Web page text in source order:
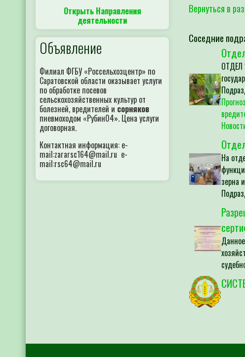
Открыть Направления
деятельности
Объявление
Филиал ФГБУ «Россельхозцентр» по
Саратовской области оказывает услуги
по обработке посевов
сельскохозяйственных культур от
болезней, вредителей и сорняков
пневмоходом «Рубин04». Цена услуги
договорная.
Контактная информация: e-
mail:zararsc164@mail.ru e-
mail:rsc64@mail.ru
Вернуться в
Соседние
ОТДЕЛ
На
зерна